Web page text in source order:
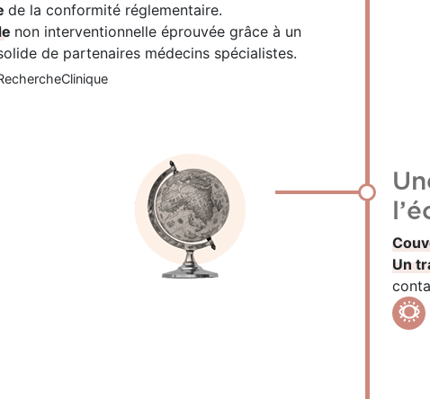
de la conformité réglementaire.
non interventionnelle éprouvée grâce à un
de partenaires médecins spécialistes.
Un